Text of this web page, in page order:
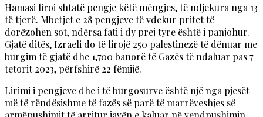
Hamasi liroi shtatë pengje këtë mëngjes, të ndjekura nga 13
të tjerë. Mbetjet e 28 pengjeve të vdekur pritet të
dorëzohen sot, ndërsa fati i dy prej tyre është i panjohur.
Gjatë ditës, Izraeli do të lirojë 250 palestinezë të dënuar me
burgim të gjatë dhe 1,700 banorë të Gazës të ndaluar pas 7
tetorit 2023, përfshirë 22 fëmijë.
Lirimi i pengjeve dhe i të burgosurve është një nga pjesët
më të rëndësishme të fazës së parë të marrëveshjes së